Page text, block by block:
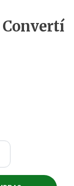
Convertí